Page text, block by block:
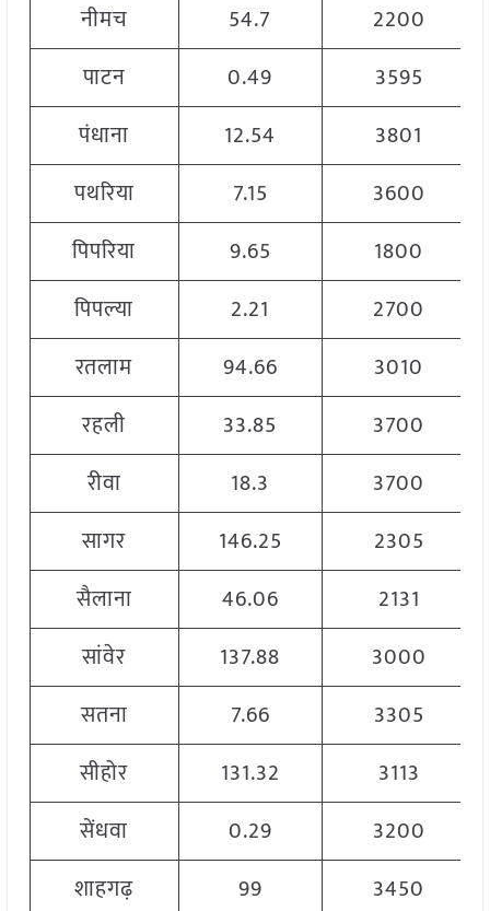
नीमच
54.7
2200
पाटन
0.49
3595
पंधाना
12.54
3801
पथरिया
7.15
3600
पिपरिया
9.65
1800
पिपल्या
2.21
2700
रतलाम
94.66
3010
रहली
33.85
3700
रीवा
18.3
3700
सागर
146.25
2305
सैलाना
46.06
2131
सांवेर
137.88
3000
सतना
7.66
3305
सीहोर
131.32
3113
सेंधवा
0.29
3200
शाहगढ़
99
3450